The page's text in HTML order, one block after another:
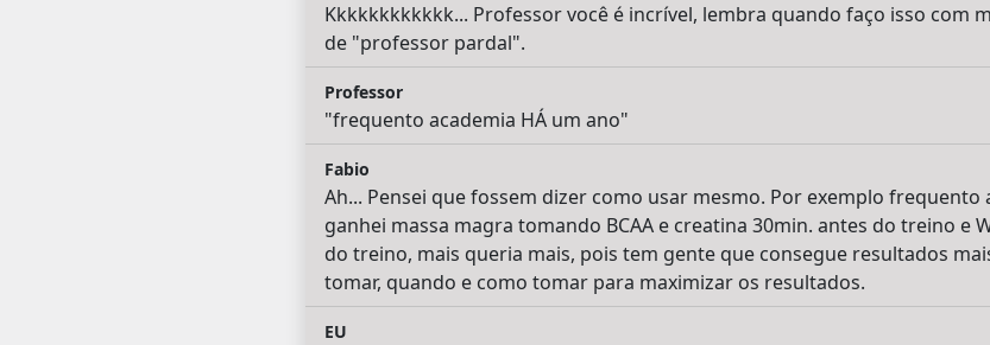
Kkkkkkkkkkkk... Professor você é incrível, lembra quando faço isso com
de "professor pardal".
Professor
"frequento academia HÁ um ano"
Fabio
Ah... Pensei que fossem dizer como usar mesmo. Por exemplo frequento
ganhei massa magra tomando BCAA e creatina 30min. antes do treino e
do treino, mais queria mais, pois tem gente que consegue resultados
tomar, quando e como tomar para maximizar os resultados.
EU